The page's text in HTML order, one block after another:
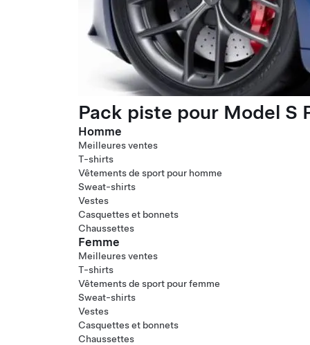
Pack piste pour Model S
Homme
Meilleures ventes
T-shirts
Vêtements de sport pour homme
Sweat-shirts
Vestes
Casquettes et bonnets
Chaussettes
Femme
Meilleures ventes
T-shirts
Vêtements de sport pour femme
Sweat-shirts
Vestes
Casquettes et bonnets
Chaussettes